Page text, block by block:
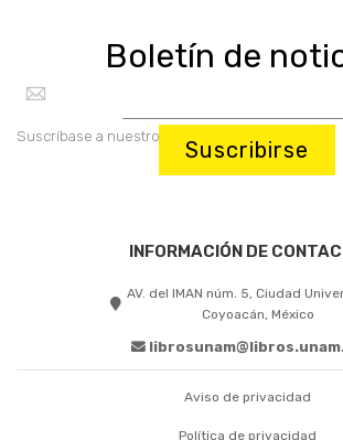
Boletín de
Suscríbase a nuestro boletín:
Suscribirse
INFORMACIÓN DE
AV. del IMAN núm. 5, Ciudad
Coyoacán, México
Aviso de privacidad
Política de privacidad